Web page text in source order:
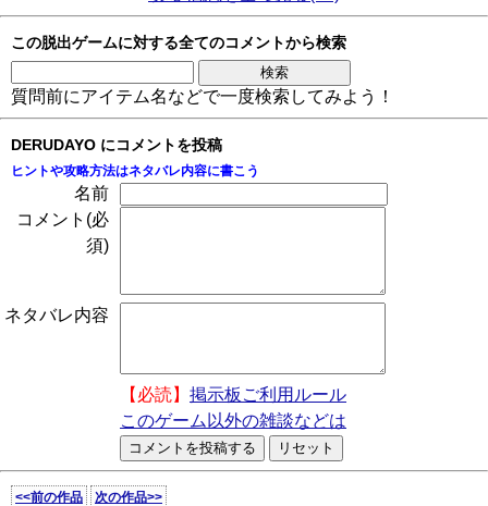
この脱出ゲームに対する全てのコメントから検索
質問前にアイテム名などで一度検索してみよう！
DERUDAYO にコメントを投稿
ヒントや攻略方法はネタバレ内容に書こう
名前
コメント(必
須)
ネタバレ内容
【必読】 掲示板ご利用ルール
このゲーム以外の雑談などは
<<前の作品 次の作品>>